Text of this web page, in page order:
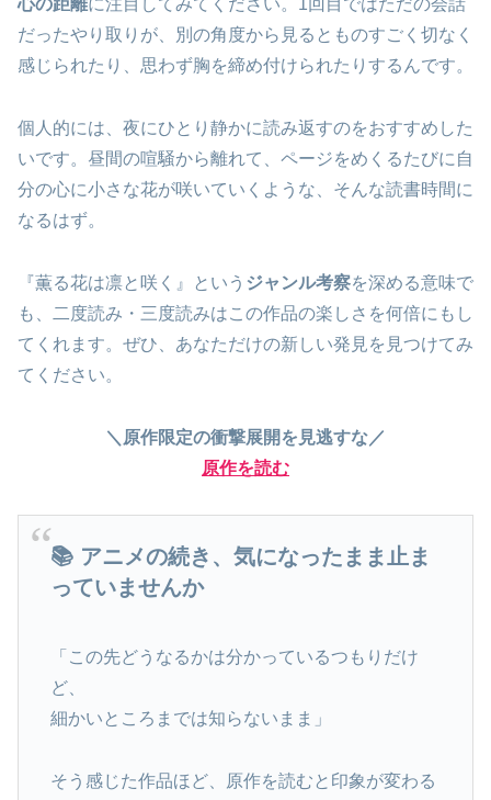
心の距離に注目してみてください。1回目ではただの会話
だったやり取りが、別の角度から見るとものすごく切なく
感じられたり、思わず胸を締め付けられたりするんです。
個人的には、夜にひとり静かに読み返すのをおすすめした
いです。昼間の喧騒から離れて、ページをめくるたびに自
分の心に小さな花が咲いていくような、そんな読書時間に
なるはず。
『薫る花は凛と咲く』という ジャンル考察を深める意味で
も、二度読み・三度読みはこの作品の楽しさを何倍にもし
てくれます。ぜひ、あなただけの新しい発見を見つけてみ
てください。
＼原作限定の衝撃展開を見逃すな／
原作を読む
📚 アニメの続き、気になったまま止ま
っていませんか
「この先どうなるかは分かっているつもりだけ
ど、
細かいところまでは知らないまま」
そう感じた作品ほど、原作を読むと印象が変わる